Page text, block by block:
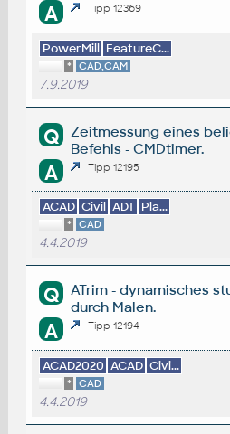
A Tipp 12369
PowerMill FeatureC...
* CAD,CAM
7.9.2019
Q
Zeitmessung eines
Befehls - CMDtimer.
A Tipp 12195
ACAD Civil ADT Pla...
* CAD
4.4.2019
Q
ATrim - dynamisches
durch Malen.
A Tipp 12194
ACAD2020 ACAD Civi...
* CAD
4.4.2019